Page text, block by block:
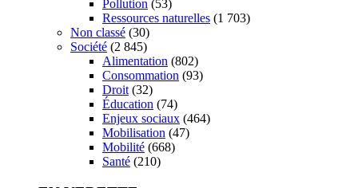
Pollution (53)
Ressources naturelles (1 703)
Non classé (30)
Société (2 845)
Alimentation (802)
Consommation (93)
Droit (32)
Éducation (74)
Enjeux sociaux (464)
Mobilisation (47)
Mobilité (668)
Santé (210)